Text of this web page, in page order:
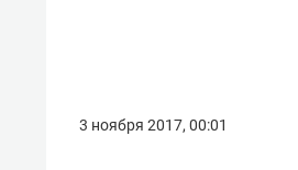
3 ноября 2017, 00:01